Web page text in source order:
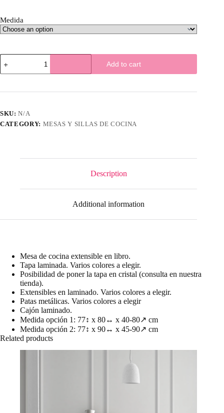
Medida
Mesa
de
cocina
VI-
Add to cart
SKU:N/A
CATEGORY: MESAS Y SILLAS DE COCINA
Description
Additional information
Mesa de cocina extensible en libro.
Tapa laminada. Varios colores a elegir.
Posibilidad de poner la tapa en cristal (consulta en nuestra
tienda).
Extensibles en laminado. Varios colores a elegir.
Patas metálicas. Varios colores a elegir
Cajón laminado.
Medida opción 1: 77↕ x 80↔ x 40-80↗ cm
Medida opción 2: 77↕ x 90↔ x 45-90↗ cm
Related products